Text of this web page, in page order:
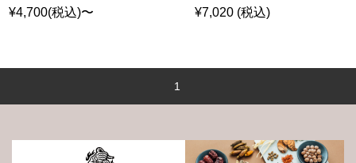
¥4,700(税込)〜
¥7,020 (税込)
1